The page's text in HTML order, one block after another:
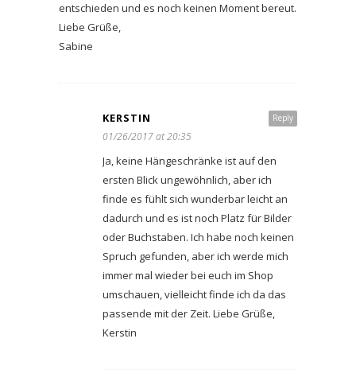
entschieden und es noch keinen Moment bereut.
Liebe Grüße,
Sabine
Reply
KERSTIN
01/26/2017 at 20:35
Ja, keine Hängeschränke ist auf den
ersten Blick ungewöhnlich, aber ich
finde es fühlt sich wunderbar leicht an
dadurch und es ist noch Platz für Bilder
oder Buchstaben. Ich habe noch keinen
Spruch gefunden, aber ich werde mich
immer mal wieder bei euch im Shop
umschauen, vielleicht finde ich da das
passende mit der Zeit. Liebe Grüße,
Kerstin